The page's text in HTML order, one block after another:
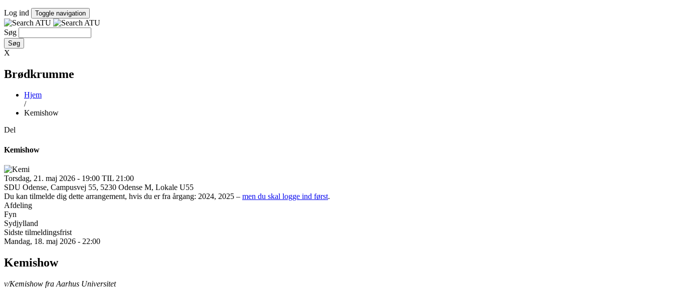
Log ind Toggle navigation
Søg
X
Brødkrumme
Hjem
/
Kemishow
Del
Kemishow
Torsdag, 21. maj 2026 - 19:00 TIL 21:00
SDU Odense, Campusvej 55, 5230 Odense M, Lokale U55
Du kan tilmelde dig dette arrangement, hvis du er fra årgang: 2024, 2025 – men du skal logge ind først.
Afdeling
Fyn
Sydjylland
Sidste tilmeldingsfrist
Mandag, 18. maj 2026 - 22:00
Kemishow
v/Kemishow fra Aarhus Universitet